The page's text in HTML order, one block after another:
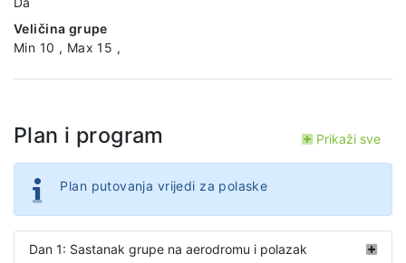
Veličina grupe
Min 10 , Max 15 ,
Plan i program Prikaži sve
Plan putovanja vrijedi za polaske
Dan 1: Sastanak grupe na aerodromu i polazak